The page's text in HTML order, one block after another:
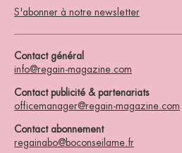
S'abonner à notre newsletter
Contact général
info@regain-magazine.com
Contact publicité & partenariats
officemanager@regain-magazine.com
Contact abonnement
regainabo@boconseilame.fr